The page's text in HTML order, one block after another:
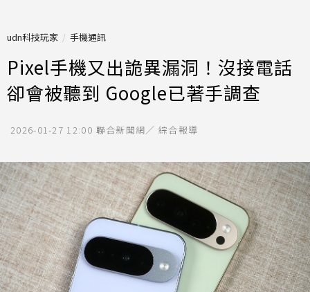
udn科技玩家 手機通訊
Pixel手機又出詭異漏洞！沒接電話
卻會被聽到 Google已著手調查
2026-01-27 12:00 聯合新聞網／ 綜合報導